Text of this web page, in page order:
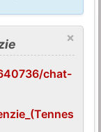
×
chat-